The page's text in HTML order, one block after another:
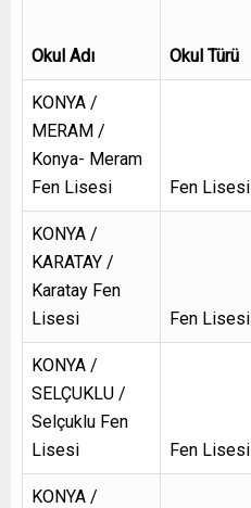
Okul Adı Okul Türü
KONYA /
MERAM /
Konya- Meram
Fen Lisesi
Fen Lisesi
KONYA /
KARATAY /
Karatay Fen
Lisesi
Fen Lisesi
KONYA /
SELÇUKLU /
Selçuklu Fen
Lisesi
Fen Lisesi
KONYA /